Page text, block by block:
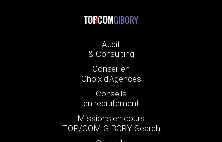
GIBORY
Audit
& Consulting
Conseil en
Choix d’Agences
Conseils
en recrutement
Missions en cours
TOP/COM GIBORY Search